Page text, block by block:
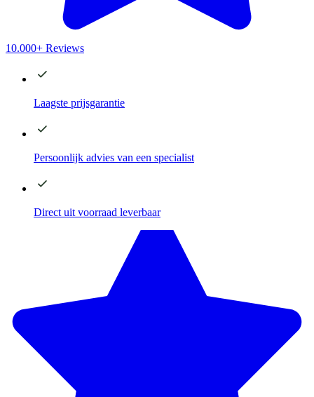
10.000+ Reviews
Laagste prijsgarantie
Persoonlijk advies van een specialist
Direct uit voorraad leverbaar